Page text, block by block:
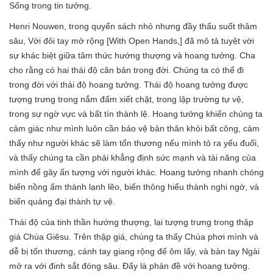
Sống trong tin tưởng.
Henri Nouwen, trong quyển sách nhỏ nhưng đầy thấu suốt thâm
sâu, Với đôi tay mở rộng [With Open Hands,] đã mô tả tuyệt vời
sự khác biệt giữa tâm thức hướng thượng và hoang tưởng. Cha
cho rằng có hai thái độ căn bản trong đời. Chúng ta có thể đi
trong đời với thái độ hoang tưởng. Thái độ hoang tưởng được
tượng trưng trong nắm đấm xiết chặt, trong lập trường tự vệ,
trong sự ngờ vực và bất tín thành lệ. Hoang tưởng khiến chúng ta
cảm giác như mình luôn cần bảo vệ bản thân khỏi bất công, cảm
thấy như người khác sẽ làm tổn thương nếu mình tỏ ra yếu đuối,
và thấy chúng ta cần phải khẳng định sức mạnh và tài năng của
mình để gây ấn tượng với người khác. Hoang tưởng nhanh chóng
biến nồng ấm thành lạnh lẽo, biến thông hiểu thành nghi ngờ, và
biến quảng đại thành tự vệ.
Thái độ của tinh thần hướng thượng, lại tượng trưng trong thập
giá Chúa Giêsu. Trên thập giá, chúng ta thấy Chúa phơi mình và
dễ bị tổn thương, cánh tay giang rộng để ôm lấy, và bàn tay Ngài
mở ra với đinh sắt đóng sâu. Đấy là phản đề với hoang tưởng.